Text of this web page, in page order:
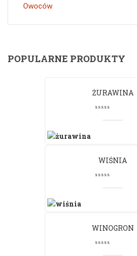
Owoców
POPULARNE PRODUKTY
ŻURAWINA
WIŚNIA
WINOGRON